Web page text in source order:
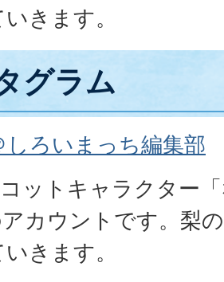
きます。
グラム
しろいまっち編集部
ットキャラクター
カウントです。梨
きます。